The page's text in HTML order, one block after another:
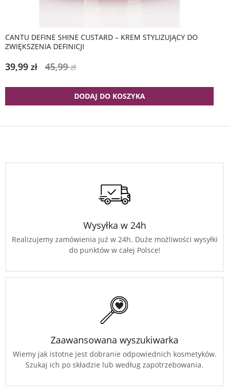
CANTU DEFINE SHINE CUSTARD – KREM STYLIZUJĄCY DO
ZWIĘKSZENIA DEFINICJI
39,99 zł 45,99zł
DODAJ DO KOSZYKA
Wysyłka w 24h
Realizujemy zamówienia już w 24h. Duże możliwości wysyłki
do punktów w całej Polsce!
Zaawansowana wyszukiwarka
Wiemy jak istotne jest dobranie odpowiednich kosmetyków.
Szukaj ich po składzie lub według zapotrzebowania.